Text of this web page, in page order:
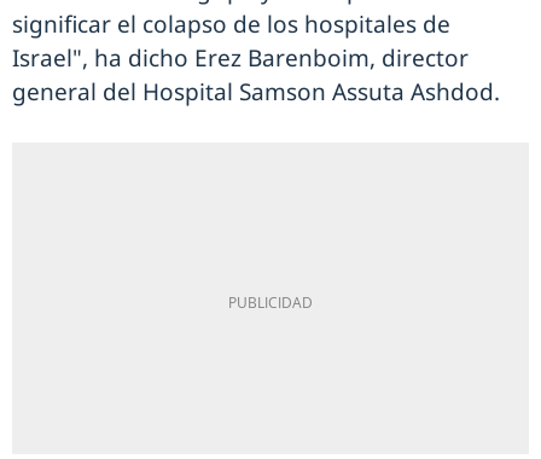
significar el colapso de los hospitales de
Israel", ha dicho Erez Barenboim, director
general del Hospital Samson Assuta Ashdod.